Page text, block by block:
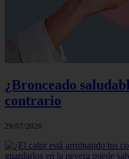
¿Bronceado
contrario
29/07/2026